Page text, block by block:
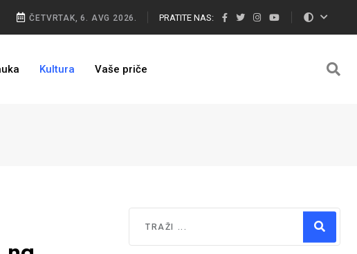
ČETVRTAK, 6. AVG 2026. PRATITE NAS:
Kultura Vaše priče
Type 2 or more characters for results.